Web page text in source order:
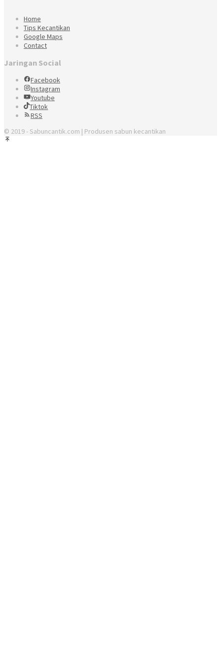
Home
Tips Kecantikan
Google Maps
Contact
Jaringan Social
Facebook
Instagram
Youtube
Tiktok
RSS
© 2019 - Sabuncantik.com | Produsen sabun kecantikan